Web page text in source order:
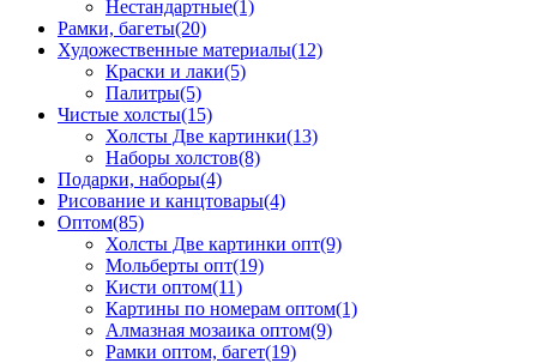
Нестандартные(1)
Рамки, багеты(20)
Художественные материалы(12)
Краски и лаки(5)
Палитры(5)
Чистые холсты(15)
Холсты Две картинки(13)
Наборы холстов(8)
Подарки, наборы(4)
Рисование и канцтовары(4)
Оптом(85)
Холсты Две картинки опт(9)
Мольберты опт(19)
Кисти оптом(11)
Картины по номерам оптом(1)
Алмазная мозаика оптом(9)
Рамки оптом, багет(19)